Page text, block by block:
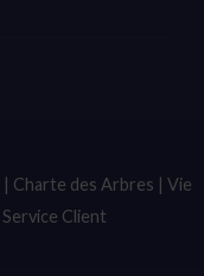
| Charte des Arbres | Vie
Service Client